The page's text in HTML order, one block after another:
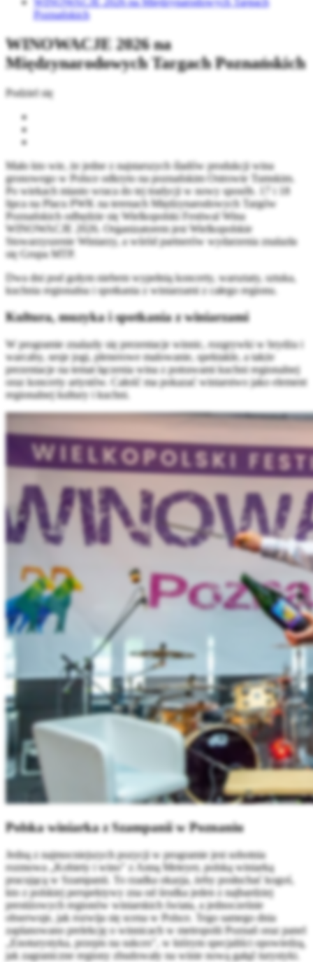
Poznańskich
WINOWACJE 2026 na
Międzynarodowych Targach Poznańskich
Podziel się
Mało kto wie, że jedne z najstarszych śladów produkcji wina
gronowego w Polsce odkryto na poznańskim Ostrowie Tumskim.
Po wiekach miasto wraca do tej tradycji w nowy sposób. 17 i 18
lipca na Placu PWK na terenach Międzynarodowych Targów
Poznańskich odbędzie się Wielkopolski Festiwal Wina
WINOWACJE 2026. Organizatorem jest Wielkopolskie
Stowarzyszenie Winiarzy, a wśród partnerów wydarzenia znalazła
się Grupa MTP.
Dwa dni pod gołym niebem wypełnią koncerty, warsztaty, sztuka,
kuchnia regionalna i spotkania z winiarzami z całego regionu.
Kultura, muzyka i spotkania z winiarzami
W programie znalazły się prezentacje winnic, rozgrywki w brydża i
warcaby, sesje jogi, plenerowe malowanie, spektakle, a także
prezentacje na temat łączenia wina z potrawami kuchni regionalnej
oraz koncerty artystów. Całość ma pokazać winiarstwo jako element
regionalnej kultury i kuchni.
Polska winiarka z Szampanii w Poznaniu
Jedną z najmocniejszych pozycji w programie jest sobotnia
rozmowa „Kobiety i wino" z Anną Meteyer, polską winiarką
pracującą w Szampanii. To rzadka okazja, żeby posłuchać kogoś,
kto z polskiej perspektywy zna od środka jeden z najbardziej
prestiżowych regionów winiarskich świata, a jednocześnie
obserwuje, jak rozwija się scena w Polsce. Tego samego dnia
zaplanowano prelekcję o winnicach w metropolii Poznań oraz panel
„Enoturystyka, przepis na sukces", w którym specjaliści opowiedzą,
jak zagraniczne regiony zbudowały na winie nową gałąź turystyki.